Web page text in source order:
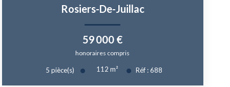
Rosiers-De-Juillac
59 000 €
honoraires compris
5pièce(s) 112m² Réf :688